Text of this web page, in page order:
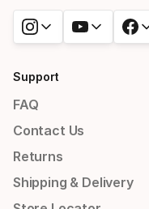
Support
FAQ
Contact Us
Returns
Shipping & Delivery